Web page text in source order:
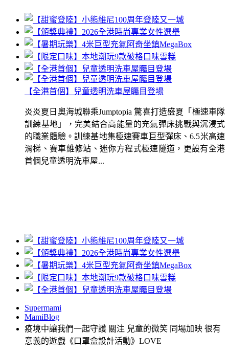
【全港首個】兒童透明洗車屋矚目登場
炎炎夏日奧海城聯乘Jumptopia 驚喜打造盛夏「極速車隊
訓練基地」，完美結合高能量的充氣彈床挑戰與沉浸式
的職業體驗。訓練基地集極速賽車巨型彈床、6.5米高速
滑梯、賽車維修站、迷你方程式極速隧道，更設有全港
首個兒童透明洗車屋...
Supermami
MamiBlog
疫境中讓我們一起守護 關注 兒童的微笑 同場加映 很有
意義的遊戲《口罩盒設計活動》LOVE